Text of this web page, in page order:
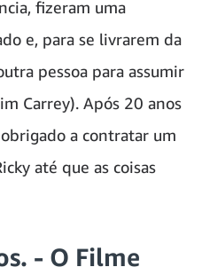
fizeram uma
e, para se livrarem da
pessoa para assumir
Carrey). Após 20 anos
a contratar um
até que as coisas
- O Filme